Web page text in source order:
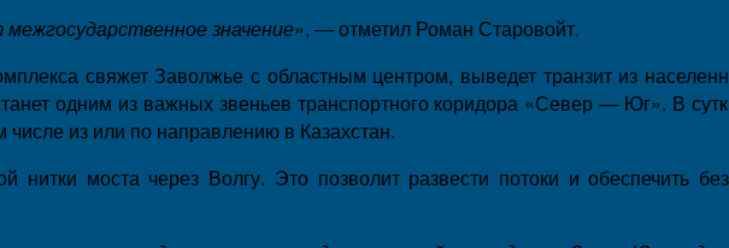
значение», — отметил Роман Старовойт.
свяжет Заволжье с областным центром, выведет транзит из
одним из важных звеньев транспортного коридора «Север — Юг». В
из или по направлению в Казахстан.
нитки моста через Волгу. Это позволит развести потоки и обеспечить